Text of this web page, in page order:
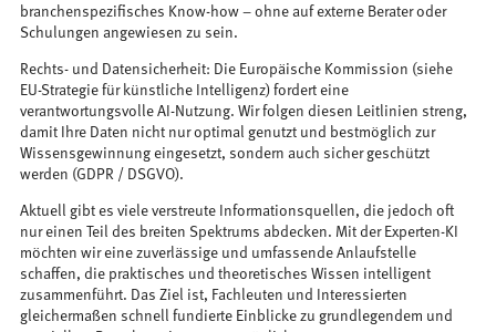
branchenspezifisches Know-how – ohne auf externe Berater oder
Schulungen angewiesen zu sein.
Rechts- und Datensicherheit: Die Europäische Kommission (siehe
EU-Strategie für künstliche Intelligenz) fordert eine
verantwortungsvolle AI-Nutzung. Wir folgen diesen Leitlinien streng,
damit Ihre Daten nicht nur optimal genutzt und bestmöglich zur
Wissensgewinnung eingesetzt, sondern auch sicher geschützt
werden (GDPR / DSGVO).
Aktuell gibt es viele verstreute Informationsquellen, die jedoch oft
nur einen Teil des breiten Spektrums abdecken. Mit der Experten-KI
möchten wir eine zuverlässige und umfassende Anlaufstelle
schaffen, die praktisches und theoretisches Wissen intelligent
zusammenführt. Das Ziel ist, Fachleuten und Interessierten
gleichermaßen schnell fundierte Einblicke zu grundlegendem und